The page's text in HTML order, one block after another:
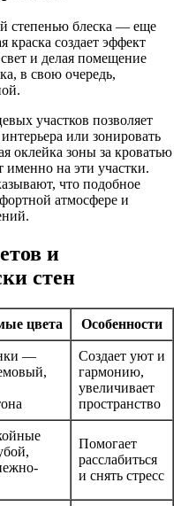
степенью блеска — еще
краска создает эффект
и делая помещение
в свою очередь,
участков позволяет
или зонировать
оклейка зоны за кроватью
именно на эти участки.
что подобное
атмосфере и
и
стен
цвета Особенности
—
Создает уют и
гармонию,
увеличивает
пространство
Помогает
расслабиться
и снять стресс